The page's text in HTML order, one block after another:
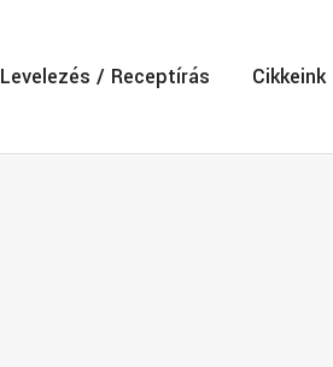
Levelezés / Receptírás Cikkeink